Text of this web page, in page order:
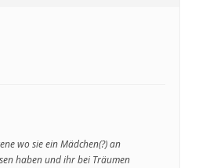
wo sie ein Mädchen(?) an
haben und ihr bei Träumen